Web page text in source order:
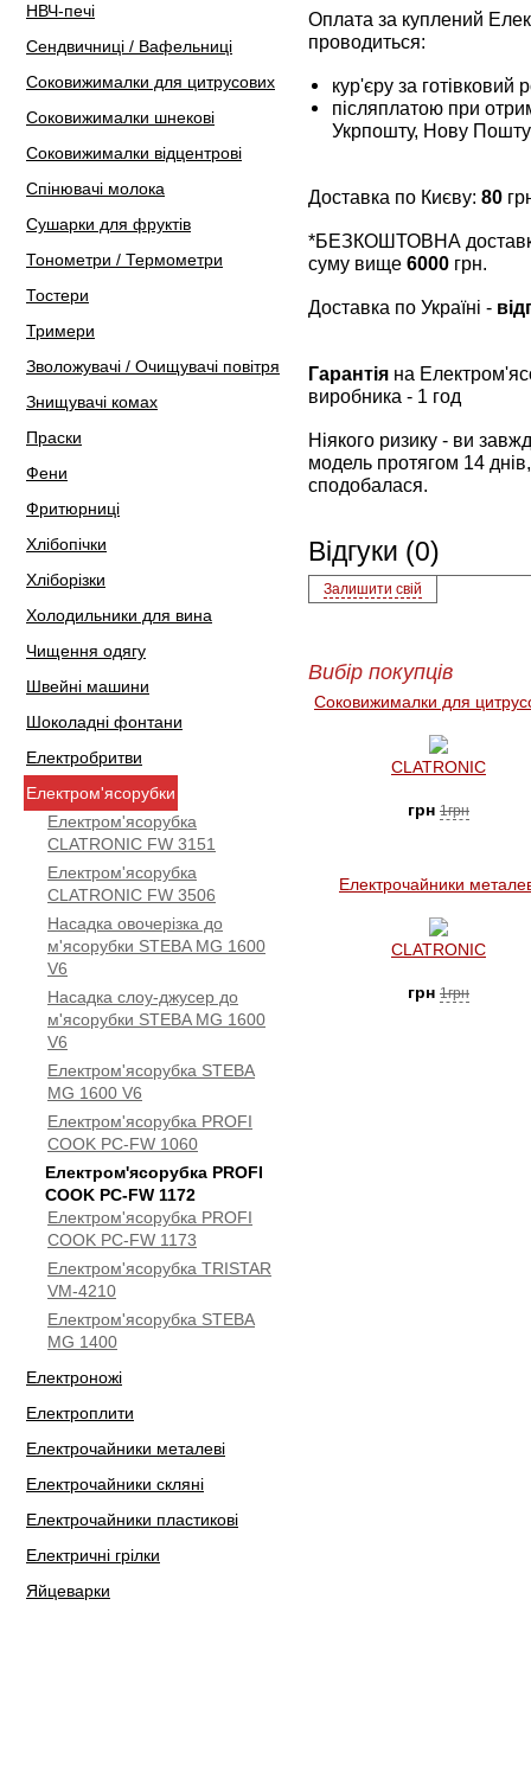
НВЧ-печі
Сендвичниці / Вафельниці
Соковижималки для цитрусових
Соковижималки шнекові
Соковижималки відцентрові
Спінювачі молока
Сушарки для фруктів
Тонометри / Термометри
Тостери
Тримери
Зволожувачі / Очищувачі повітря
Знищувачі комах
Праски
Фени
Фритюрниці
Хлібопічки
Хліборізки
Холодильники для вина
Чищення одягу
Швейні машини
Шоколадні фонтани
Електробритви
Електром'ясорубки
Електром'ясорубка
CLATRONIC FW 3151
Електром'ясорубка
CLATRONIC FW 3506
Насадка овочерізка до
м'ясорубки STEBA МG 1600
V6
Насадка слоу-джусер до
м'ясорубки STEBA МG 1600
V6
Електром'ясорубка STEBA
МG 1600 V6
Електром'ясорубка PROFI
COOK PC-FW 1060
Електром'ясорубка PROFI
COOK PC-FW 1172
Електром'ясорубка PROFI
COOK PC-FW 1173
Електром'ясорубка TRISTAR
VM-4210
Електром'ясорубка STEBA
МG 1400
Електроножі
Електроплити
Електрочайники металеві
Електрочайники скляні
Електрочайники пластикові
Електричні грілки
Яйцеварки
Оплата за куплений
проводиться:
кур'єру за готівковий
післяплатою при
Укрпошту, Нову
Доставка по Києву: 80
*БЕЗКОШТОВНА
суму вище 6000 грн.
Доставка по Україні -
Гарантія на
виробника - 1 год
Ніякого ризику - ви
модель протягом 14
сподобалася.
Відгуки (0)
Залишити свій
Вибір покупців
Соковижималки для
CLATRONIC
грн 1грн
Електрочайники
CLATRONIC
грн 1грн